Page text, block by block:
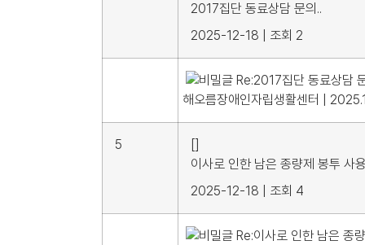
2017집단 동료상담 문의..
2025-12-18
조회 2
Re:2017집단 동료상담
해오름장애인자립생활센터
5
[]
이사로 인한 남은 종량제 봉투 사
2025-12-18
조회 4
Re:이사로 인한 남은 종